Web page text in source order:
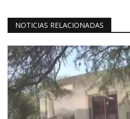
NOTICIAS RELACIONADAS